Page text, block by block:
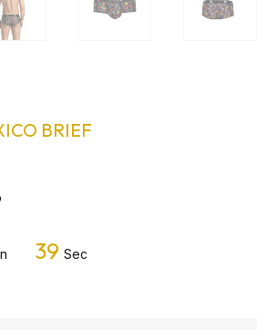
BRIEF
39 Sec